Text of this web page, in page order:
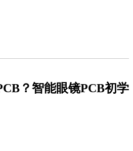
？智能眼镜PCB初学